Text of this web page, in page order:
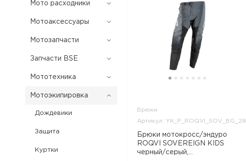
Мото расходники
Мотоаксессуары
Мотозапчасти
Запчасти BSE
Мототехника
Мотоэкипировка
Дождевики
Защита
Куртки
Брюки
Артикул: YK_P_ROQVI_SOV_BG_28
Брюки мотокросс/эндуро
ROQVI SOVEREIGN KIDS
черный/серый,